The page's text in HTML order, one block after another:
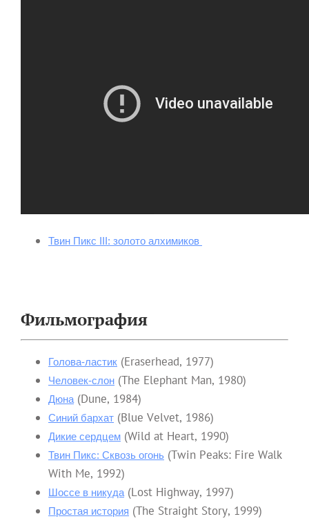
Твин Пикс III: золото алхимиков
Фильмография
Голова-ластик (Eraserhead, 1977)
Человек-слон (The Elephant Man, 1980)
Дюна(Dune, 1984)
Синий бархат (Blue Velvet, 1986)
Дикие сердцем (Wild at Heart, 1990)
Твин Пикс: Сквозь огонь (Twin Peaks: Fire Walk
With Me, 1992)
Шоссе в никуда(Lost Highway, 1997)
Простая история (The Straight Story, 1999)